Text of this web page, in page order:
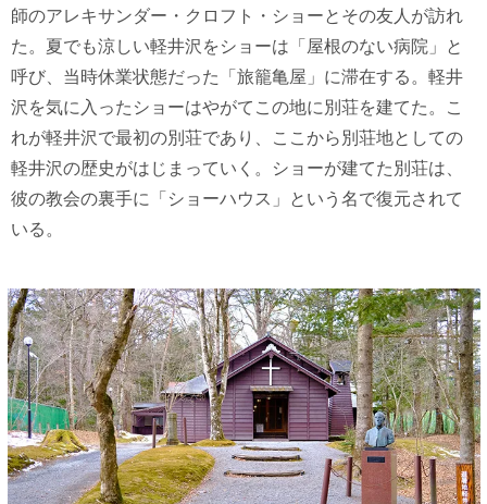
師のアレキサンダー・クロフト・ショーとその友人が訪れ
た。夏でも涼しい軽井沢をショーは「屋根のない病院」と
呼び、当時休業状態だった「旅籠亀屋」に滞在する。軽井
沢を気に入ったショーはやがてこの地に別荘を建てた。こ
れが軽井沢で最初の別荘であり、ここから別荘地としての
軽井沢の歴史がはじまっていく。ショーが建てた別荘は、
彼の教会の裏手に「ショーハウス」という名で復元されて
いる。